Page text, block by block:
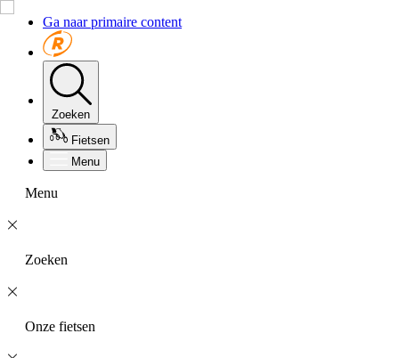
Ga naar primaire content
Zoeken
Fietsen
Menu
Menu
Zoeken
Onze fietsen